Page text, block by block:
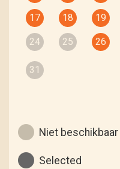
17 18 19
24 25 26
31
Niet beschikbaar
Selected